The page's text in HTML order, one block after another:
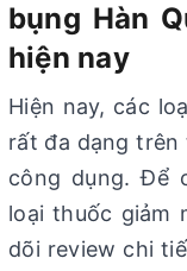
bụng Hàn
hiện nay
Hiện nay, các
rất đa dạng
công dụng. Để
loại thuốc giảm
dõi review chi